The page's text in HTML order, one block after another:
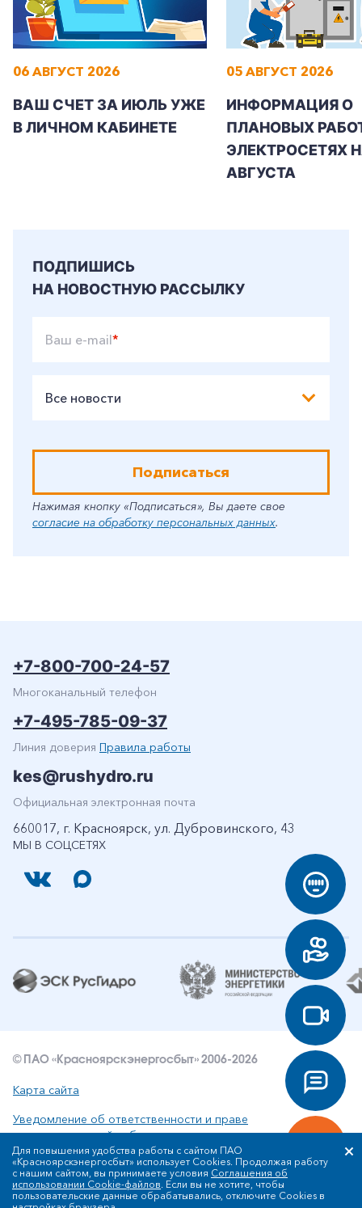
06 АВГУСТ 2026
ВАШ СЧЕТ ЗА ИЮЛЬ УЖЕ
В ЛИЧНОМ КАБИНЕТЕ
05 АВГУСТ 2026
ИНФОРМАЦИЯ О
ПЛАНОВЫХ
ЭЛЕКТРОСЕТЯХ
АВГУСТА
ПОДПИШИСЬ
НА НОВОСТНУЮ РАССЫЛКУ
Ваш e-mail*
Все новости
Подписаться
Нажимая кнопку «Подписаться», Вы даете свое
согласие на обработку персональных данных.
МЫ В СОЦСЕТЯХ
+7-800-700-24-57
Многоканальный телефон
+7-495-785-09-37
Линия доверия Правила работы
kes@rushydro.ru
Официальная электронная почта
660017, г. Красноярск, ул. Дубровинского, 43
© ПАО «Красноярскэнергосбыт» 2006-2026
Карта сайта
Уведомление об ответственности и праве
интеллектуальной собственности
Политика ПАО «Красноярскэнергосбыт» в отношении
обработки персональных данных
Для повышения удобства работы с сайтом ПАО
«Красноярскэнергосбыт» использует Cookies. Продолжая работу
с нашим сайтом, вы принимаете условия Соглашения об
использовании Cookie-файлов. Если вы не хотите, чтобы
пользовательские данные обрабатывались, отключите Cookies в